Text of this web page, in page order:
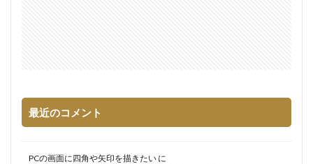
最近のコメント
PCの画面に四角や矢印を描きたい に